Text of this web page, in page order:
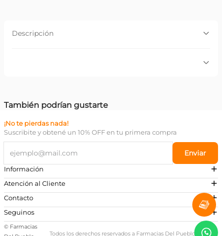
Descripción
Más reciente
También podrían gustarte
Espuma de Afeitar Gillette
Foamy Sensitive x 312 gr
$ 13.600,00
Crema Gel Dermaglós
$ 13.785,26